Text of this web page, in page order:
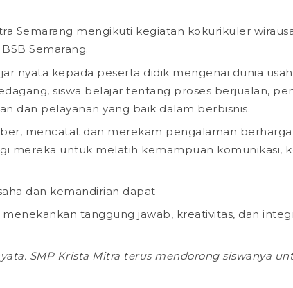
Semarang mengikuti kegiatan kokurikuler
Semarang.
nyata kepada peserta didik mengenai dunia
siswa belajar tentang proses berjualan,
dan pelayanan yang baik dalam berbisnis.
mencatat dan merekam pengalaman
mereka untuk melatih kemampuan komunikasi,
dan kemandirian dapat
menekankan tanggung jawab, kreativitas, dan
SMP Krista Mitra terus mendorong siswanya